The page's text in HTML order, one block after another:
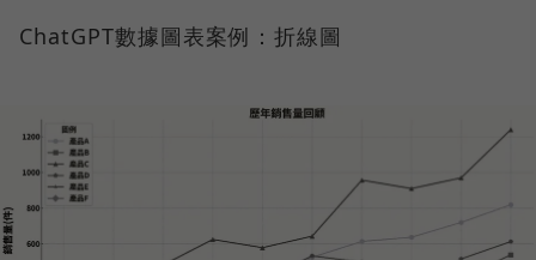
ChatGPT數據圖表案例：折線圖